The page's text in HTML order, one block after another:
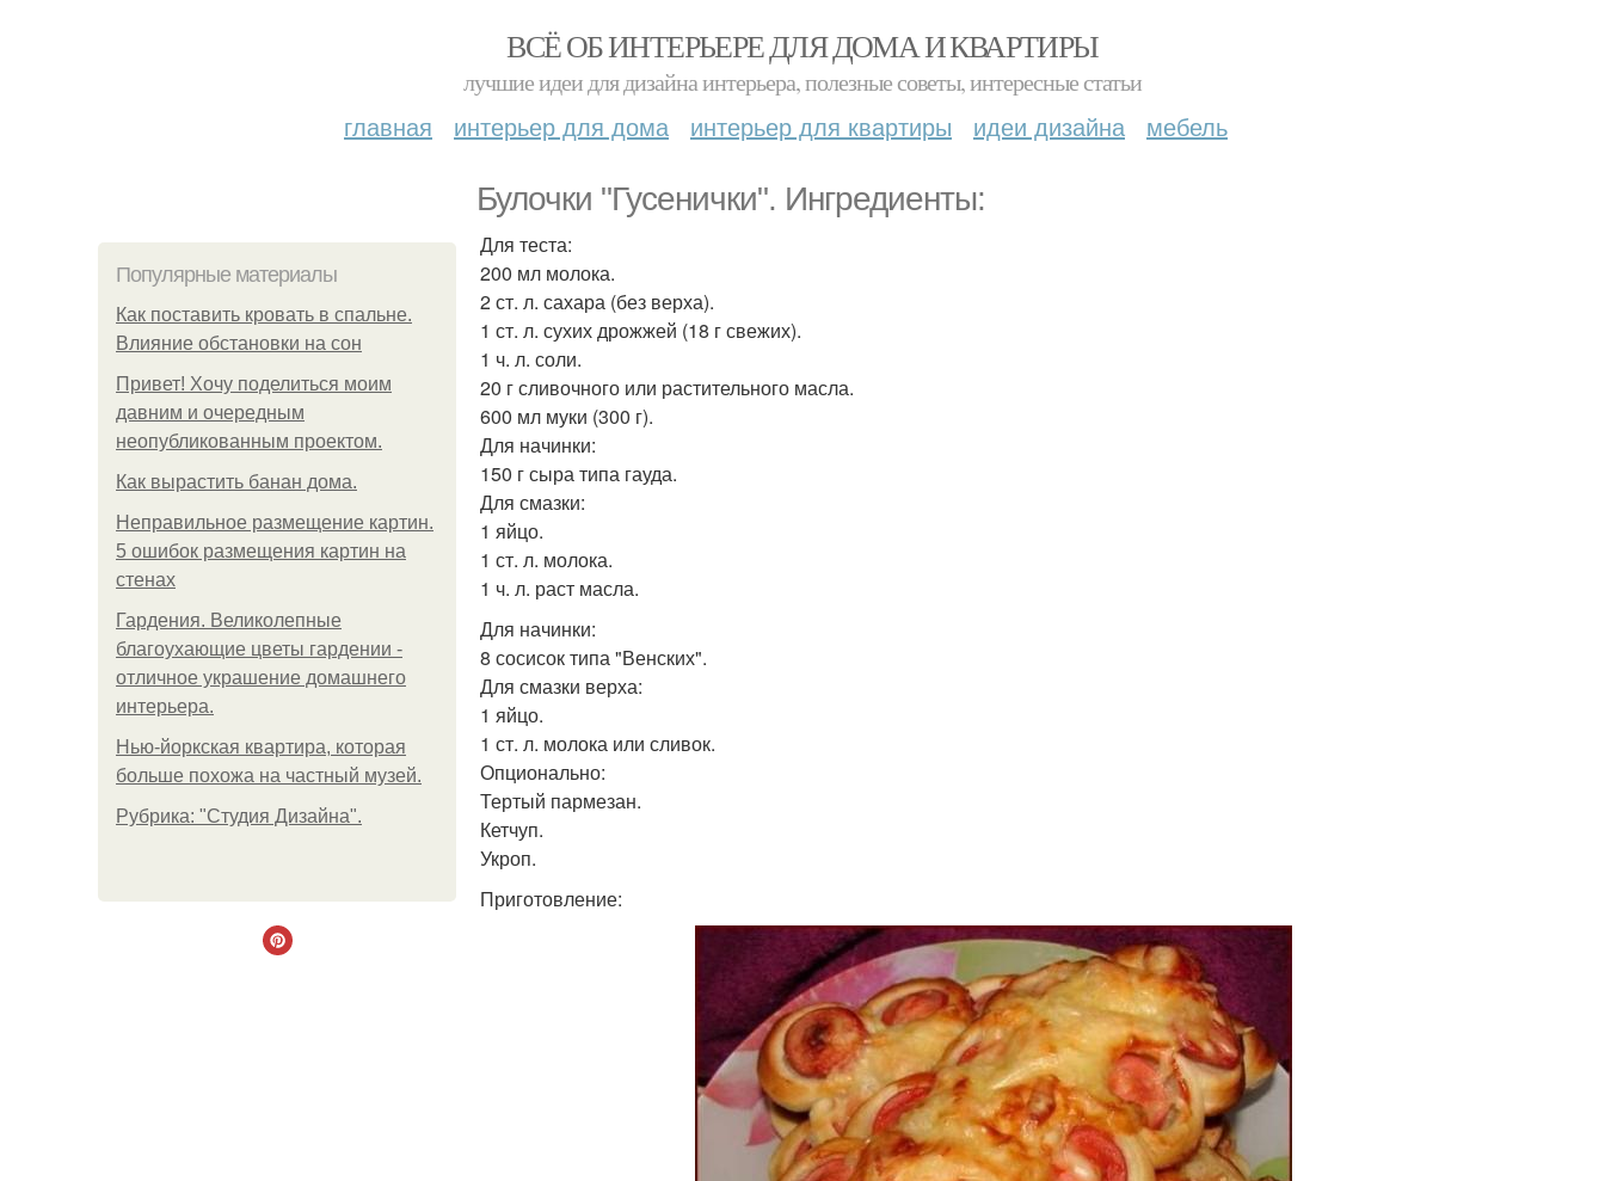
ВСЁ ОБ ИНТЕРЬЕРЕ ДЛЯ ДОМА И КВАРТИРЫ
лучшие идеи для дизайна интерьера, полезные советы, интересные статьи
главная интерьер для дома интерьер для квартиры идеи дизайна мебель
Булочки "Гусенички". Ингредиенты:
Популярные материалы
Как поставить кровать в спальне.
Влияние обстановки на сон
Привет! Хочу поделиться моим
давним и очередным
неопубликованным проектом.
Как вырастить банан дома.
Неправильное размещение картин.
5 ошибок размещения картин на
стенах
Гардения. Великолепные
благоухающие цветы гардении -
отличное украшение домашнего
интерьера.
Нью-йоркская квартира, которая
больше похожа на частный музей.
Рубрика: "Студия Дизайна".
Для теста:
200 мл молока.
2 ст. л. сахара (без верха).
1 ст. л. сухих дрожжей (18 г свежих).
1 ч. л. соли.
20 г сливочного или растительного масла.
600 мл муки (300 г).
Для начинки:
150 г сыра типа гауда.
Для смазки:
1 яйцо.
1 ст. л. молока.
1 ч. л. раст масла.
Для начинки:
8 сосисок типа "Венских".
Для смазки верха:
1 яйцо.
1 ст. л. молока или сливок.
Опционально:
Тертый пармезан.
Кетчуп.
Укроп.
Приготовление: